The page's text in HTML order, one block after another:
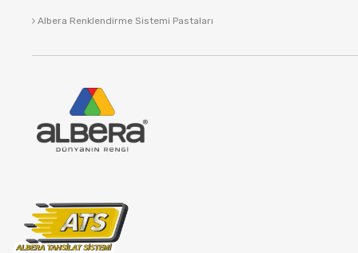
Albera Renklendirme Sistemi Pastaları